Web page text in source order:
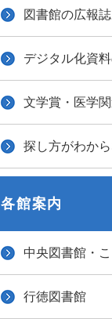
図書館の広報
デジタル化資
文学賞・医学
探し方がわか
各館案内
中央図書館・
行徳図書館